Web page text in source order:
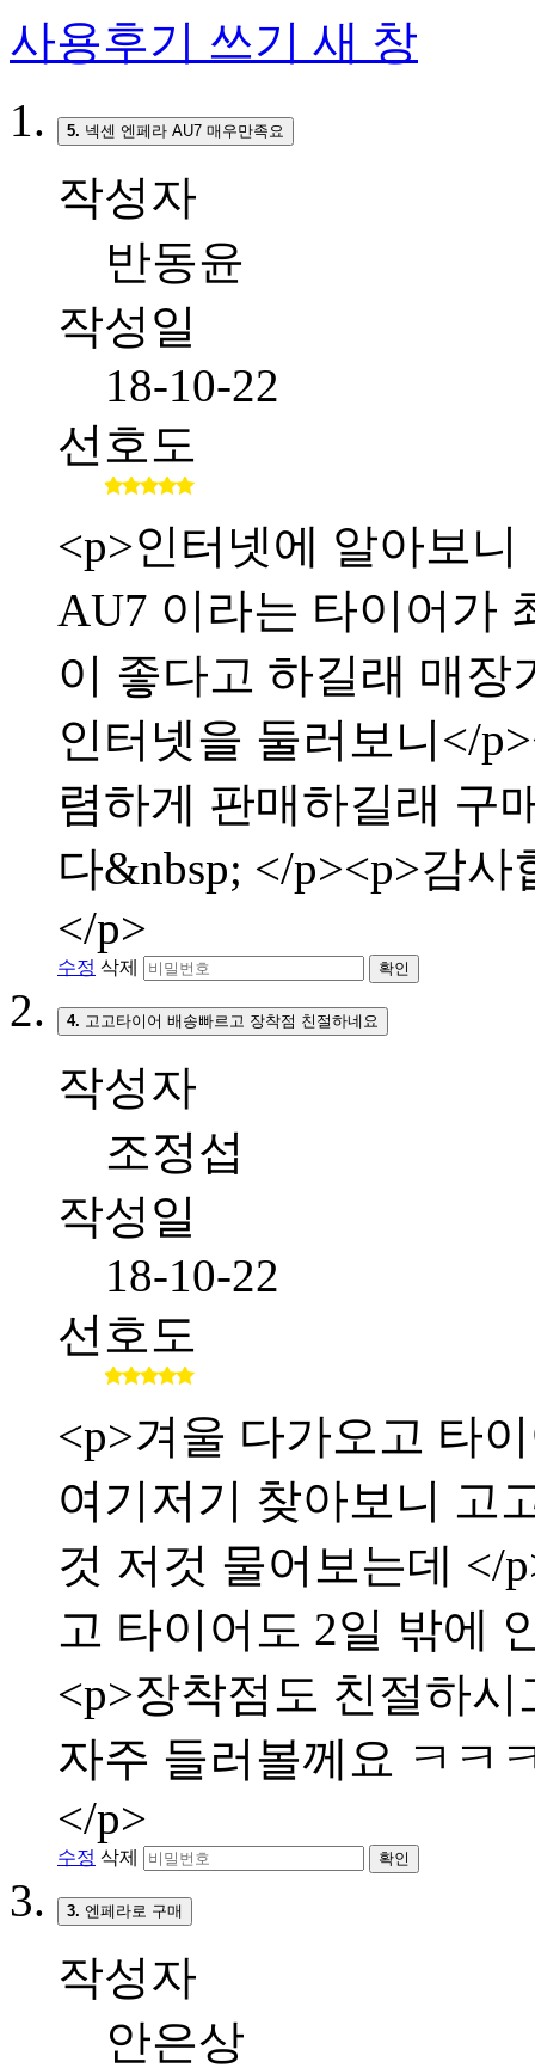
사용후기 쓰기 새 창
5. 넥센 엔페라 AU7 매우만족요
작성자
반동윤
작성일
18-10-22
선호도
<p>인터넷에 알아보
AU7 이라는 타이어가
이 좋다고 하길래 매
인터넷을 둘러보니</
렴하게 판매하길래 구
다&nbsp; </p><p>감
</p>
수정 삭제 확인
4. 고고타이어 배송빠르고 장착점 친절하네요
작성자
조정섭
작성일
18-10-22
선호도
<p>겨울 다가오고 타
여기저기 찾아보니 고
것 저것 물어보는데 </
고 타이어도 2일 밖에
<p>장착점도 친절하
자주 들러볼께요 ㅋㅋ
</p>
수정 삭제 확인
3. 엔페라로 구매
작성자
안은상